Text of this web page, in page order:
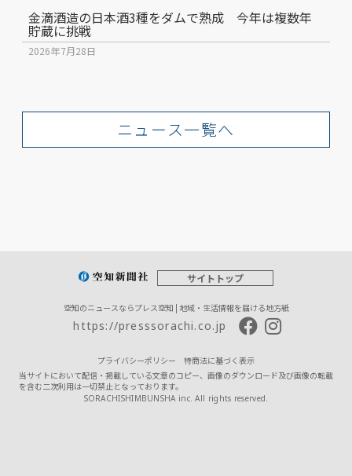
金滴酒造の日本酒3種をダムで熟成 今年は複数年
貯蔵に挑戦
2026年7月28日
ニュース一覧へ
サイトトップ
空知のニュースならプレス空知 | 地域・生活情報を届ける地方紙
https://presssorachi.co.jp
プライバシーポリシー
特商法に基づく表示
当サイトにおいて配信・掲載している文章のコピー、画像のダウンロード及び画像の転載
を含む二次利用は一切禁止となっております。
SORACHISHIMBUNSHA inc. All rights reserved.